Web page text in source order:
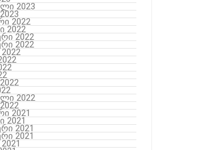
2023
2022
2022
2022
2022
2022
2021
2021
2021
2021